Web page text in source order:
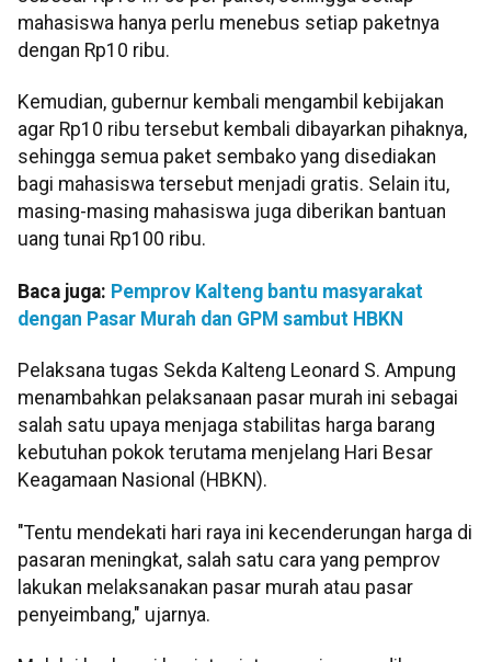
mahasiswa hanya perlu menebus setiap paketnya
dengan Rp10 ribu.
Kemudian, gubernur kembali mengambil kebijakan
agar Rp10 ribu tersebut kembali dibayarkan pihaknya,
sehingga semua paket sembako yang disediakan
bagi mahasiswa tersebut menjadi gratis. Selain itu,
masing-masing mahasiswa juga diberikan bantuan
uang tunai Rp100 ribu.
Baca juga: Pemprov Kalteng bantu masyarakat
dengan Pasar Murah dan GPM sambut HBKN
Pelaksana tugas Sekda Kalteng Leonard S. Ampung
menambahkan pelaksanaan pasar murah ini sebagai
salah satu upaya menjaga stabilitas harga barang
kebutuhan pokok terutama menjelang Hari Besar
Keagamaan Nasional (HBKN).
"Tentu mendekati hari raya ini kecenderungan harga di
pasaran meningkat, salah satu cara yang pemprov
lakukan melaksanakan pasar murah atau pasar
penyeimbang," ujarnya.